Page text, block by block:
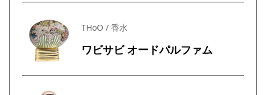
THoO / 香水
ワビサビ オードパルファム